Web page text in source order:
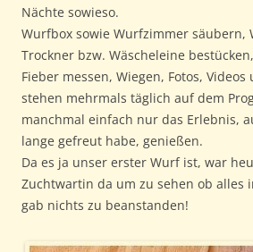
Nächte sowieso.
Wurfbox sowie Wurfzimmer säubern,
Trockner bzw. Wäscheleine
Fieber messen, Wiegen, Fotos,
stehen mehrmals täglich auf dem
manchmal einfach nur das Erlebnis,
lange gefreut habe, genießen.
Da es ja unser erster Wurf ist, war
Zuchtwartin da um zu sehen ob alles
gab nichts zu beanstanden!